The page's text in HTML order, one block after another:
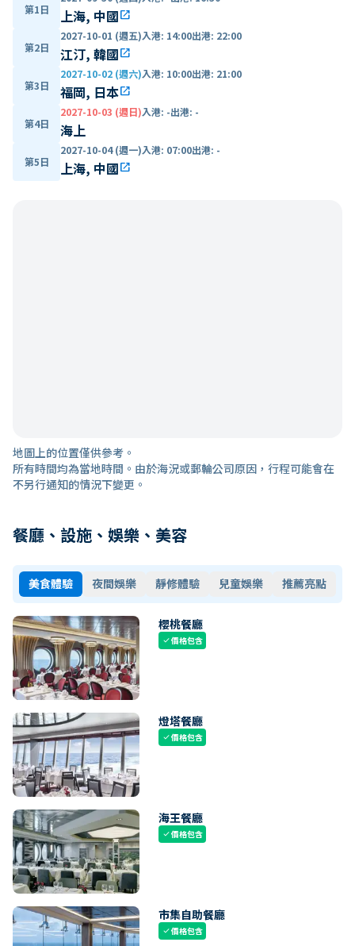
第1日 上海, 中國open_in_new
第2日
2027-10-01 (週五)入港: 14:00出港: 22:00
江汀, 韓國open_in_new
第3日
2027-10-02 (週六)入港: 10:00出港: 21:00
福岡, 日本open_in_new
第4日
2027-10-03 (週日)入港: -出港: -
海上
第5日
2027-10-04 (週一)入港: 07:00出港: -
上海, 中國open_in_new
地圖上的位置僅供參考。
所有時間均為當地時間。由於海況或郵輪公司原因，行程可能會在
不另行通知的情況下變更。
餐廳、設施、娛樂、美容
美食體驗 夜間娛樂 靜修體驗 兒童娛樂 推薦亮點
櫻桃餐廳
check價格包含
燈塔餐廳
check價格包含
海王餐廳
check價格包含
市集自助餐廳
check價格包含